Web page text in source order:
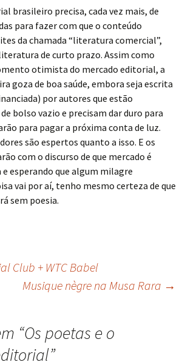
brasileiro precisa, cada vez mais, de
para fazer com que o conteúdo
da chamada “literatura comercial”,
de curto prazo. Assim como
otimista do mercado editorial, a
goza de boa saúde, embora seja escrita
por autores que estão
bolso vazio e precisam dar duro para
para pagar a próxima conta de luz.
são espertos quanto a isso. E os
com o discurso de que mercado é
esperando que algum milagre
vai por aí, tenho mesmo certeza de que
sem poesia.
Club + WTC Babel
Musique nègre na Musa Rara →
“Os poetas e o
”